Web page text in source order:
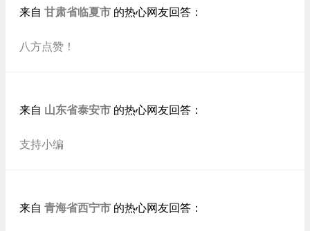
来自 甘肃省临夏市 的热心网友回答：
八方点赞！
来自 山东省泰安市 的热心网友回答：
支持小编
来自 青海省西宁市 的热心网友回答：